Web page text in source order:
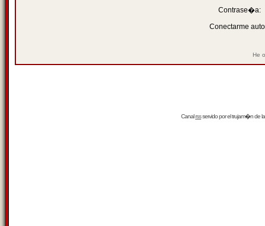
Contrase�a:
Conectarme
He
Canalrssservido por eltrujam�nde